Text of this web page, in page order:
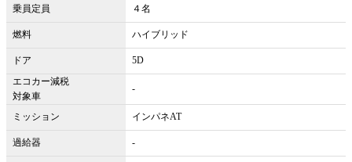
乗員定員 ４名
燃料 ハイブリッド
ドア
5D
エコカー減税
対象車
-
ミッション インパネAT
過給器 -